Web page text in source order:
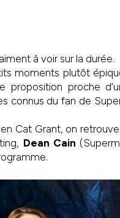
à voir sur la
moments plutôt
proche
connus du fan de
Cat Grant, on
Dean Cain